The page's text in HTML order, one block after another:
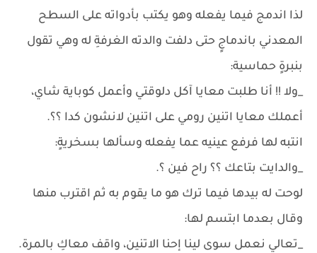
لذا اندمج فيما يفعله وهو يكتب بأدواته على السطح
المعدني باندماجٍ حتى دلفت والدته الغرفةِ له وهي تقول
بنبرةٍ حماسية:
_ولا !! أنا طلبت معايا آكل دلوقتي وأعمل كوباية شاي،
أعملك معايا اتنين رومي على اتنين لانشون كدا ؟؟.
انتبه لها فرفع عينيه عما يفعله وسألها بسخريةٍ:
_والدايت بتاعك ؟؟ راح فين ؟.
لوحت له بيدها فيما ترك هو ما يقوم به ثم اقترب منها
وقال بعدما ابتسم لها:
_تعالي نعمل سوى لينا إحنا الاتنين، واقف معاكِ بالمرة.